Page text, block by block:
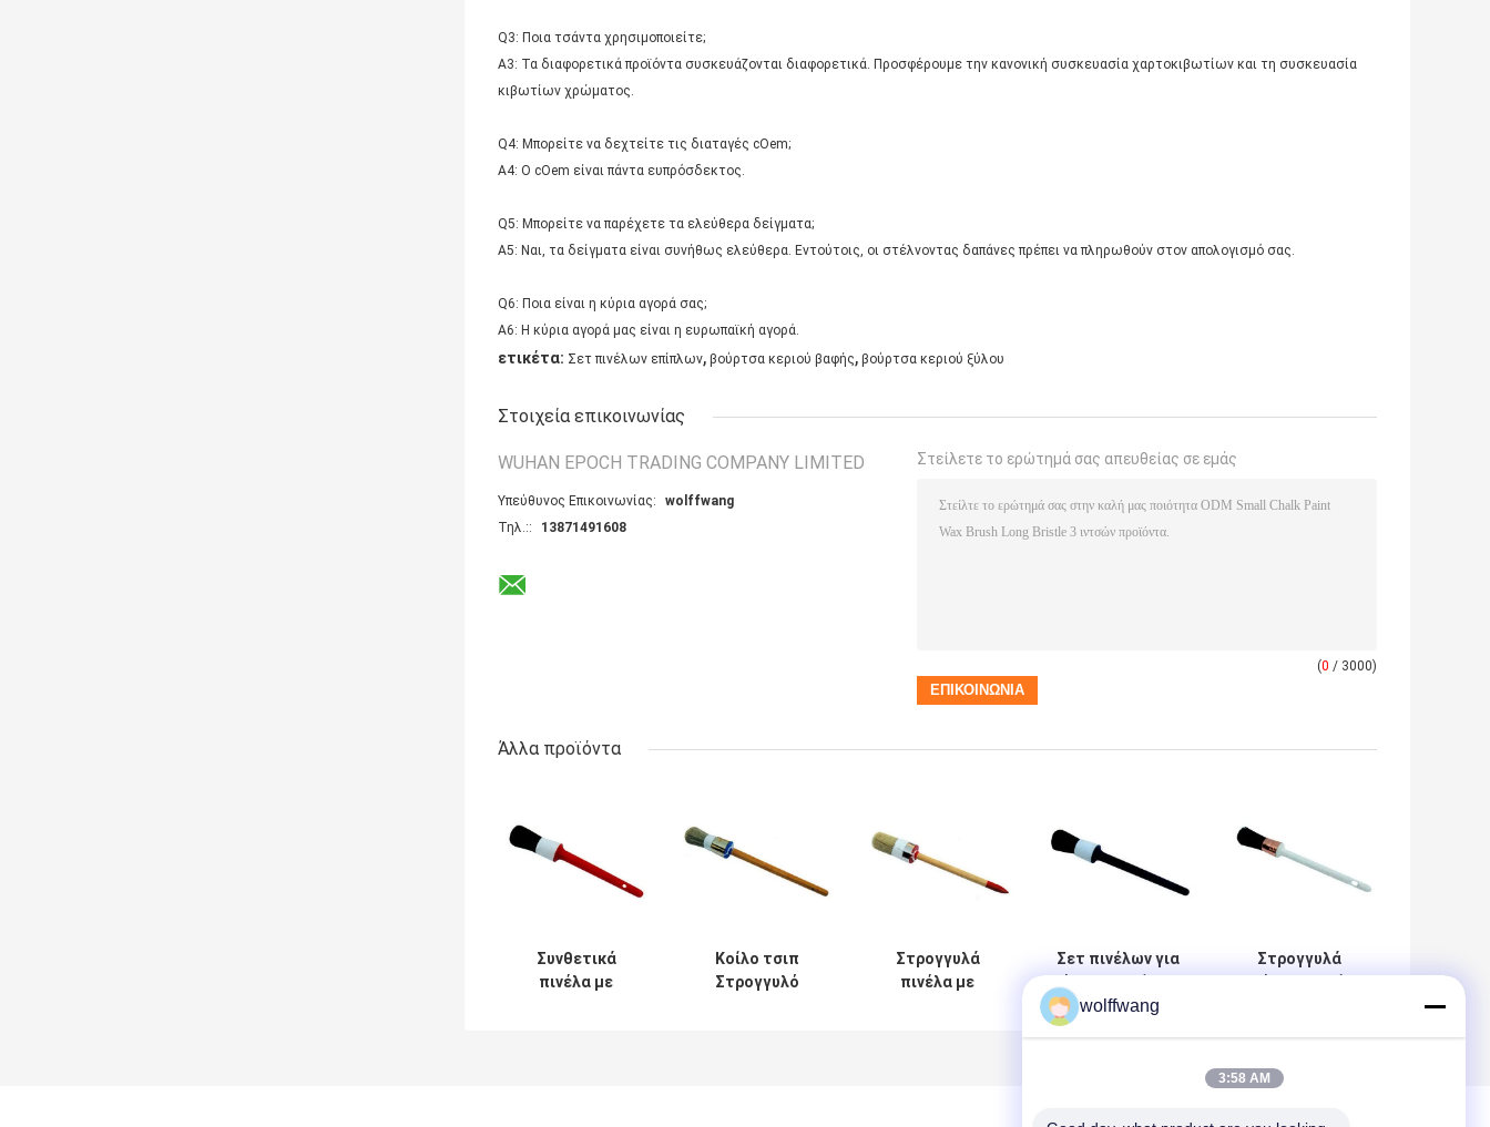
Q3: Ποια τσάντα χρησιμοποιείτε;
A3: Τα διαφορετικά προϊόντα συσκευάζονται διαφορετικά. Προσφέρουμε την κανονική συσκευασία χαρτοκιβωτίων και τη συσκευασία
κιβωτίων χρώματος.
Q4: Μπορείτε να δεχτείτε τις διαταγές cOem;
A4: Ο cOem είναι πάντα ευπρόσδεκτος.
Q5: Μπορείτε να παρέχετε τα ελεύθερα δείγματα;
A5: Ναι, τα δείγματα είναι συνήθως ελεύθερα. Εντούτοις, οι στέλνοντας δαπάνες πρέπει να πληρωθούν στον απολογισμό σας.
Q6: Ποια είναι η κύρια αγορά σας;
A6: Η κύρια αγορά μας είναι η ευρωπαϊκή αγορά.
ετικέτα: Σετ πινέλων επίπλων, βούρτσα κεριού βαφής, βούρτσα κεριού ξύλου
Στοιχεία επικοινωνίας
WUHAN EPOCH TRADING COMPANY LIMITED
Υπεύθυνος Επικοινωνίας:
wolffwang
Τηλ.::
13871491608
Στείλετε το ερώτημά σας απευθείας σε εμάς
(0 / 3000)
Άλλα προϊόντα
Συνθετικά
πινέλα με
Κοίλο τσιπ
Στρογγυλό
Στρογγυλά
πινέλα με
Σετ πινέλων για
τρίχας Βούρτσες
Στρογγυλά
wolffwang
3:58 AM